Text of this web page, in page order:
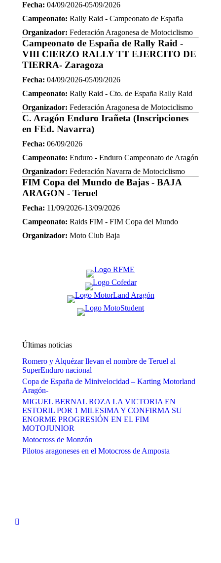
Fecha: 04/09/2026-05/09/2026
Campeonato: Rally Raid - Campeonato de España
Organizador: Federación Aragonesa de Motociclismo
Campeonato de España de Rally Raid -
VIII CIERZO RALLY TT EJERCITO DE
TIERRA- Zaragoza
Fecha: 04/09/2026-05/09/2026
Campeonato: Rally Raid - Cto. de España Rally Raid
Organizador: Federación Aragonesa de Motociclismo
C. Aragón Enduro Irañeta (Inscripciones
en FEd. Navarra)
Fecha: 06/09/2026
Campeonato: Enduro - Enduro Campeonato de Aragón
Organizador: Federación Navarra de Motociclismo
FIM Copa del Mundo de Bajas - BAJA
ARAGON - Teruel
Fecha: 11/09/2026-13/09/2026
Campeonato: Raids FIM - FIM Copa del Mundo
Organizador: Moto Club Baja
Últimas noticias
Romero y Alquézar llevan el nombre de Teruel al
SuperEnduro nacional
Copa de España de Minivelocidad – Karting Motorland
Aragón-
MIGUEL BERNAL ROZA LA VICTORIA EN
ESTORIL POR 1 MILESIMA Y CONFIRMA SU
ENORME PROGRESIÓN EN EL FIM
MOTOJUNIOR
Motocross de Monzón
Pilotos aragoneses en el Motocross de Amposta